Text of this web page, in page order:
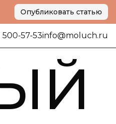
Опубликовать статью
500-57-53info@moluch.ru